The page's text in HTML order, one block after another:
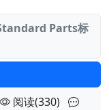
Parts标
阅读(330)